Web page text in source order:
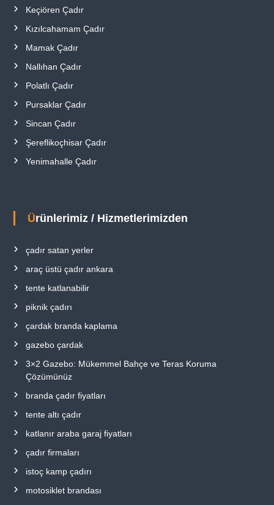
Keçiören Çadır
Kızılcahamam Çadır
Mamak Çadır
Nallıhan Çadır
Polatlı Çadır
Pursaklar Çadır
Sincan Çadır
Şereflikoçhisar Çadır
Yenimahalle Çadır
Ürünlerimiz / Hizmetlerimizden
çadır satan yerler
araç üstü çadır ankara
tente katlanabilir
piknik çadırı
çardak branda kaplama
gazebo çardak
3×2 Gazebo: Mükemmel Bahçe ve Teras Koruma
Çözümünüz
branda çadır fiyatları
tente altı çadır
katlanır araba garaj fiyatları
çadır firmaları
istoç kamp çadırı
motosiklet brandası